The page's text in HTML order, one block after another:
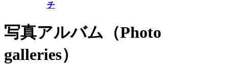
チ
写真アルバム（Photo
galleries）